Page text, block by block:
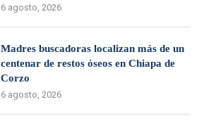
6 agosto, 2026
Madres buscadoras localizan más de un
centenar de restos óseos en Chiapa de
Corzo
6 agosto, 2026